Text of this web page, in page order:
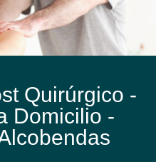
Quirúrgico -
Domicilio -